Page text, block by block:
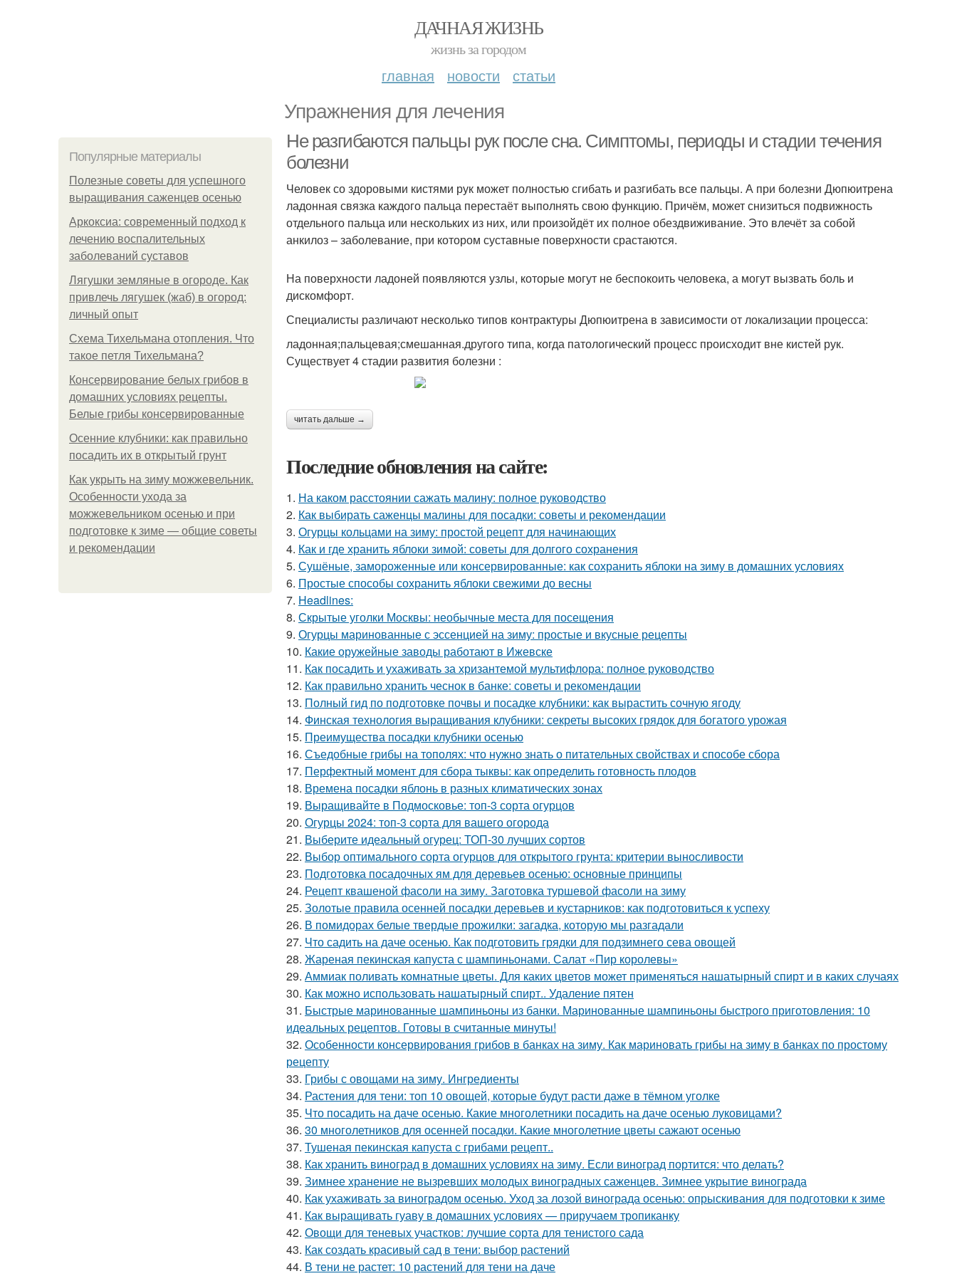
ДАЧНАЯ ЖИЗНЬ
жизнь за городом
главная новости статьи
Упражнения для лечения
Популярные материалы
Полезные советы для успешного
выращивания саженцев осенью
Аркоксиа: современный подход к
лечению воспалительных
заболеваний суставов
Лягушки земляные в огороде. Как
привлечь лягушек (жаб) в огород:
личный опыт
Схема Тихельмана отопления. Что
такое петля Тихельмана?
Консервирование белых грибов в
домашних условиях рецепты.
Белые грибы консервированные
Осенние клубники: как правильно
посадить их в открытый грунт
Как укрыть на зиму можжевельник.
Особенности ухода за
можжевельником осенью и при
подготовке к зиме — общие советы
и рекомендации
Не разгибаются пальцы рук после сна. Симптомы, периоды и стадии течения
болезни
Человек со здоровыми кистями рук может полностью сгибать и разгибать все пальцы. А при болезни Дюпюитрена
ладонная связка каждого пальца перестаёт выполнять свою функцию. Причём, может снизиться подвижность
отдельного пальца или нескольких из них, или произойдёт их полное обездвиживание. Это влечёт за собой
анкилоз – заболевание, при котором суставные поверхности срастаются.
На поверхности ладоней появляются узлы, которые могут не беспокоить человека, а могут вызвать боль и
дискомфорт.
Специалисты различают несколько типов контрактуры Дюпюитрена в зависимости от локализации процесса:
ладонная;пальцевая;смешанная.другого типа, когда патологический процесс происходит вне кистей рук.
Существует 4 стадии развития болезни :
читать дальше →
Последние обновления на сайте:
1. На каком расстоянии сажать малину: полное руководство
2. Как выбирать саженцы малины для посадки: советы и рекомендации
3. Огурцы кольцами на зиму: простой рецепт для начинающих
4. Как и где хранить яблоки зимой: советы для долгого сохранения
5. Сушёные, замороженные или консервированные: как сохранить яблоки на зиму в домашних условиях
6. Простые способы сохранить яблоки свежими до весны
7. Headlines:
8. Скрытые уголки Москвы: необычные места для посещения
9. Огурцы маринованные с эссенцией на зиму: простые и вкусные рецепты
10. Какие оружейные заводы работают в Ижевске
11. Как посадить и ухаживать за хризантемой мультифлора: полное руководство
12. Как правильно хранить чеснок в банке: советы и рекомендации
13. Полный гид по подготовке почвы и посадке клубники: как вырастить сочную ягоду
14. Финская технология выращивания клубники: секреты высоких грядок для богатого урожая
15. Преимущества посадки клубники осенью
16. Съедобные грибы на тополях: что нужно знать о питательных свойствах и способе сбора
17. Перфектный момент для сбора тыквы: как определить готовность плодов
18. Времена посадки яблонь в разных климатических зонах
19. Выращивайте в Подмосковье: топ-3 сорта огурцов
20. Огурцы 2024: топ-3 сорта для вашего огорода
21. Выберите идеальный огурец: ТОП-30 лучших сортов
22. Выбор оптимального сорта огурцов для открытого грунта: критерии выносливости
23. Подготовка посадочных ям для деревьев осенью: основные принципы
24. Рецепт квашеной фасоли на зиму. Заготовка туршевой фасоли на зиму
25. Золотые правила осенней посадки деревьев и кустарников: как подготовиться к успеху
26. В помидорах белые твердые прожилки: загадка, которую мы разгадали
27. Что садить на даче осенью. Как подготовить грядки для подзимнего сева овощей
28. Жареная пекинская капуста с шампиньонами. Салат «Пир королевы»
29. Аммиак поливать комнатные цветы. Для каких цветов может применяться нашатырный спирт и в каких случаях
30. Как можно использовать нашатырный спирт.. Удаление пятен
31. Быстрые маринованные шампиньоны из банки. Маринованные шампиньоны быстрого приготовления: 10
идеальных рецептов. Готовы в считанные минуты!
32. Особенности консервирования грибов в банках на зиму. Как мариновать грибы на зиму в банках по простому
рецепту
33. Грибы с овощами на зиму. Ингредиенты
34. Растения для тени: топ 10 овощей, которые будут расти даже в тёмном уголке
35. Что посадить на даче осенью. Какие многолетники посадить на даче осенью луковицами?
36. 30 многолетников для осенней посадки. Какие многолетние цветы сажают осенью
37. Тушеная пекинская капуста с грибами рецепт..
38. Как хранить виноград в домашних условиях на зиму. Если виноград портится: что делать?
39. Зимнее хранение не вызревших молодых виноградных саженцев. Зимнее укрытие винограда
40. Как ухаживать за виноградом осенью. Уход за лозой винограда осенью: опрыскивания для подготовки к зиме
41. Как выращивать гуаву в домашних условиях — приручаем тропиканку
42. Овощи для теневых участков: лучшие сорта для тенистого сада
43. Как создать красивый сад в тени: выбор растений
44. В тени не растет: 10 растений для тени на даче